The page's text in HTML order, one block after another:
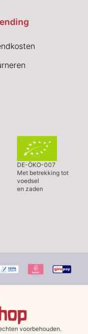
DE-ÖKO-007
Met betrekking tot
voedsel
en zaden
voorbehouden.